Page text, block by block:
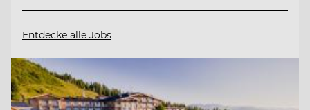
Entdecke alle Jobs